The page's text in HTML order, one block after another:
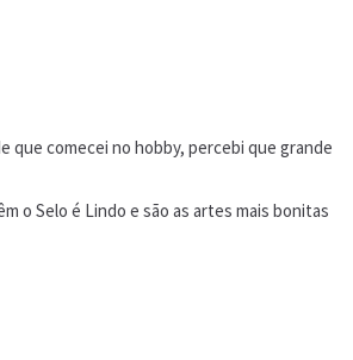
que comecei no hobby, percebi que grande
o Selo é Lindo e são as artes mais bonitas